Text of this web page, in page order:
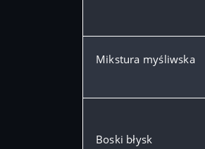
Mikstura myśliwska
Boski błysk